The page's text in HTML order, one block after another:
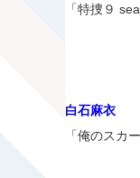
「特捜９
白石麻衣
「俺のスカ